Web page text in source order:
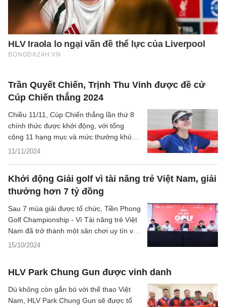
Trần Quyết Chiến, Trịnh Thu Vinh được đề cử
Cúp Chiến thắng 2024
11/11/2024
Chiều 11/11, Cúp Chiến thắng lần thứ 8
chính thức được khởi động, với tổng
cộng 11 hạng mục và mức thưởng khủng
750 triệu đồng.
Khởi động Giải golf vì tài năng trẻ Việt Nam, giải
thưởng hơn 7 tỷ đồng
15/10/2024
Sau 7 mùa giải được tổ chức, Tiền Phong
Golf Championship - Vì Tài năng trẻ Việt
Nam đã trở thành một sân chơi uy tín và
chất lượng, thu hút nhiều golfer đăng ký
HLV Park Chung Gun được vinh danh
Dù không còn gắn bó với thể thao Việt
Nam, HLV Park Chung Gun sẽ được tổ